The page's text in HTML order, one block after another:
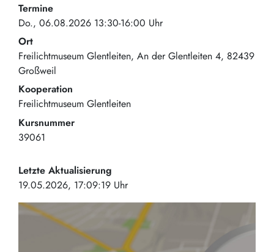
Termine
Do., 06.08.2026 13:30-16:00 Uhr
Ort
Freilichtmuseum Glentleiten An der Glentleiten 4 82439
Großweil
Kooperation
Freilichtmuseum Glentleiten
Kursnummer
39061
Letzte Aktualisierung
19.05.2026, 17:09:19 Uhr